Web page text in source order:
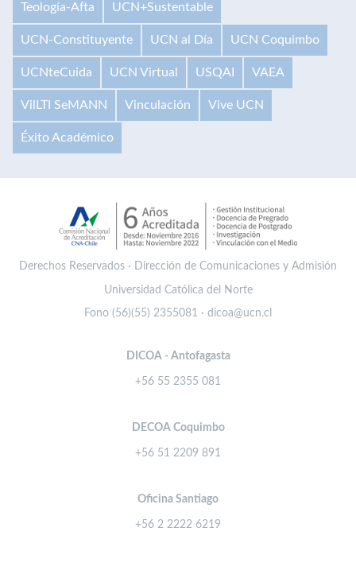
Teología-Afta UCN+Sustentable
UCN-Constituyente UCN al Día UCN Coquimbo
UCNteCuida UCN Virtual USQAI VAEA
VilLTI SeMANN Vinculación Vive UCN
Éxito Académico
Derechos Reservados · Dirección de Comunicaciones y Admisión
Universidad Católica del Norte
Fono (56)(55) 2355081 · dicoa@ucn.cl
DICOA - Antofagasta
+56 55 2355 081
DECOA Coquimbo
+56 51 2209 891
Oficina Santiago
+56 2 2222 6219